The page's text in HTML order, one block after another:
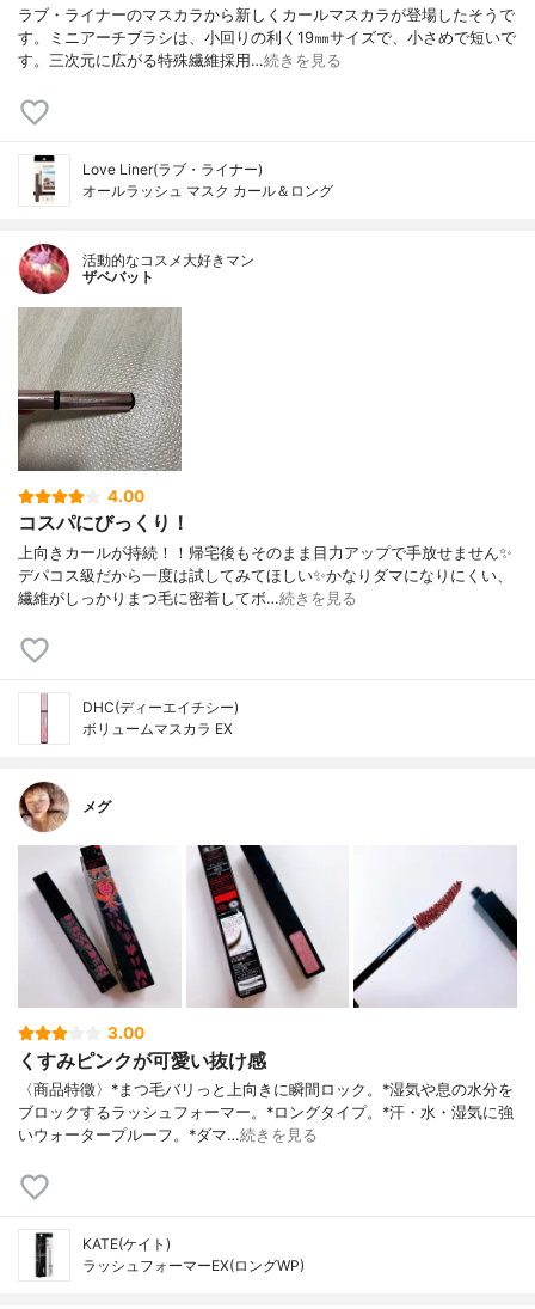
ラブ・ライナーのマスカラから新しくカールマスカラが登場したそうで
す。ミニアーチブラシは、小回りの利く19㎜サイズで、小さめで短いで
す。三次元に広がる特殊繊維採用…続きを見る
Love Liner(ラブ・ライナー)
オールラッシュ マスク カール＆ロング
活動的なコスメ大好きマン
ザベバット
4.00
コスパにびっくり！
上向きカールが持続！！帰宅後もそのまま目力アップで手放せません✨
デパコス級だから一度は試してみてほしい✨かなりダマになりにくい、
繊維がしっかりまつ毛に密着してボ…続きを見る
DHC(ディーエイチシー)
ボリュームマスカラ EX
メグ
3.00
くすみピンクが可愛い抜け感
〈商品特徵〉*まつ毛バリっと上向きに瞬間ロック。*湿気や息の水分を
ブロックするラッシュフォーマー。*ロングタイプ。*汗・水・湿気に強
いウォータープルーフ。*ダマ…続きを見る
KATE(ケイト)
ラッシュフォーマーEX(ロングWP)